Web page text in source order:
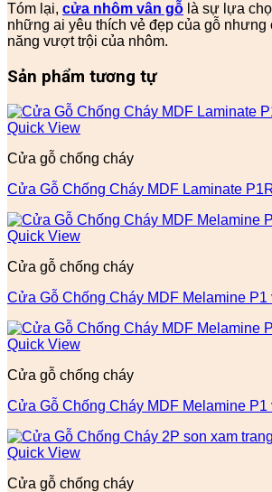
Tóm lại, cửa nhôm vân gỗ là sự lựa
những ai yêu thích vẻ đẹp của gỗ nhưng
năng vượt trội của nhôm.
Sản phẩm tương tự
Quick View
Cửa gỗ chống cháy
Cửa Gỗ Chống Cháy MDF Laminate
Quick View
Cửa gỗ chống cháy
Cửa Gỗ Chống Cháy MDF Melamine P1
Quick View
Cửa gỗ chống cháy
Cửa Gỗ Chống Cháy MDF Melamine P1
Quick View
Cửa gỗ chống cháy